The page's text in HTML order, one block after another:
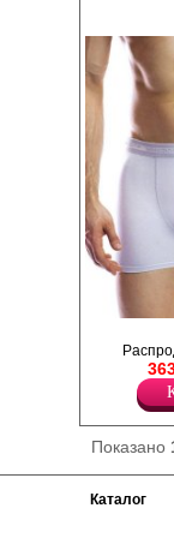
высококачественного
пояс - пришивная
тисненным логотипом
Дополнительная вставка
Показано
Каталог